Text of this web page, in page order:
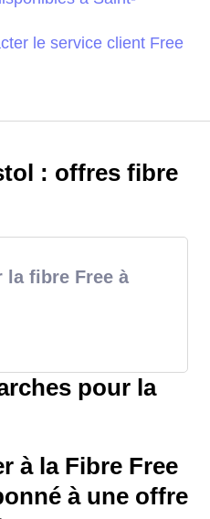
le service client Free
: offres fibre
la fibre Free à
pour la
à la Fibre Free
à une offre